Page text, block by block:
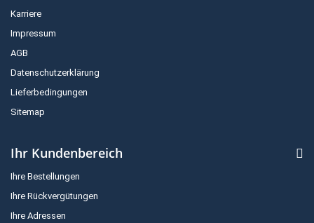
Karriere
Impressum
AGB
Datenschutzerklärung
Lieferbedingungen
Sitemap
Ihr Kundenbereich
Ihre Bestellungen
Ihre Rückvergütungen
Ihre Adressen